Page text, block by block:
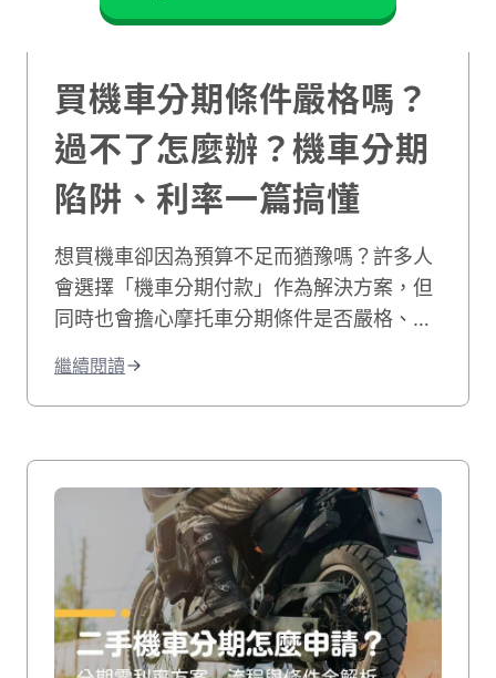
買機車分期條件嚴格嗎？
過不了怎麼辦？機車分期
陷阱、利率一篇搞懂
想買機車卻因為預算不足而猶豫嗎？許多人
會選擇「機車分期付款」作為解決方案，但
同時也會擔心摩托車分期條件是否嚴格、利
分期陷阱，特別是學生或剛出社會的信用小
白，更常擔心自己機車分期過不了該怎麼
如果沒有事先了解，確實很可能因為資訊不
足，而承擔額外費用。本文將完整解析買機
車分期條件、流程與利率，並逐一解答常見
疑問，幫助你避開常見陷阱，更能清楚掌握
機車分期付款的細節，避免踩雷！
繼續閱讀